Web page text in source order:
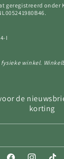
geregistreerd onder
I
fysieke winkel.
de
korting